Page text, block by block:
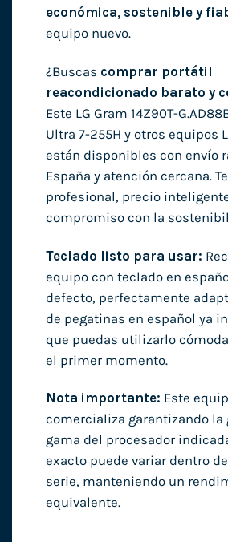
económica, sostenible y
equipo nuevo.
¿Buscas comprar portátil
reacondicionado barato y
Este LG Gram 14Z90T-
Ultra 7-255H y otros equipos
están disponibles con envío
España y atención cercana.
profesional, precio
compromiso con la
Teclado listo para usar:
equipo con teclado en
defecto, perfectamente
de pegatinas en español ya
que puedas utilizarlo
el primer momento.
Nota importante: Este
comercializa garantizando la
gama del procesador
exacto puede variar dentro
serie, manteniendo un
equivalente.